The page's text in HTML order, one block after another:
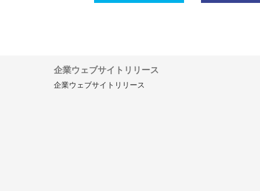
企業ウェブサイトリリース
企業ウェブサイトリリース